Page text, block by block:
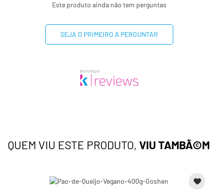
Este produto ainda não tem perguntas
SEJA O PRIMEIRO A PERGUNTAR
QUEM VIU ESTE PRODUTO, VIU TAMBÃ©M